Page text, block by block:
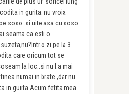
in gurita..nu vroia
soso..si uite asa cu soso
seama ca esti o
zi pe la 3
care oricum tot se
la loc..si nu l.a mai
numai in brate ,dar nu
in gurita.Acum fetita mea